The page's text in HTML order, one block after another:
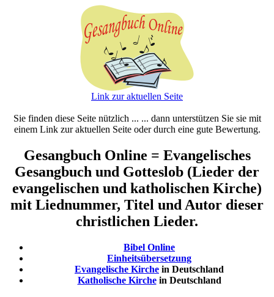
Link zur aktuellen Seite
Sie finden diese Seite nützlich ... ... dann unterstützen Sie sie mit
einem Link zur aktuellen Seite oder durch eine gute Bewertung.
Gesangbuch Online = Evangelisches
Gesangbuch und Gotteslob (Lieder der
evangelischen und katholischen Kirche)
mit Liednummer, Titel und Autor dieser
christlichen Lieder.
Bibel Online
Einheitsübersetzung
Evangelische Kirche in Deutschland
Katholische Kirchein Deutschland